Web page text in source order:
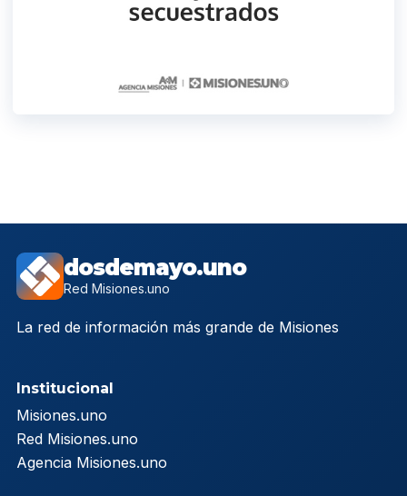
dosdemayo.uno
Red Misiones.uno
La red de información más grande de Misiones
Institucional
Misiones.uno
Red Misiones.uno
Agencia Misiones.uno